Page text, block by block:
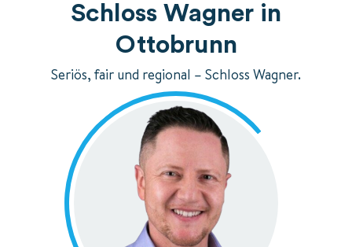
Schloss Wagner in
Ottobrunn
Seriös, fair und regional – Schloss Wagner.